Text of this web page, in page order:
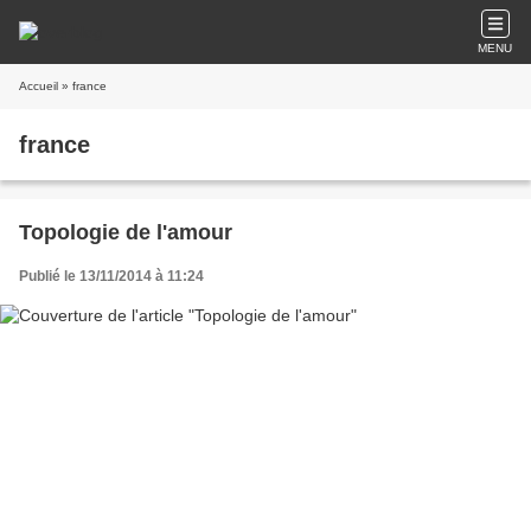
MENU
Accueil » france
france
Topologie de l'amour
Publié le 13/11/2014 à 11:24